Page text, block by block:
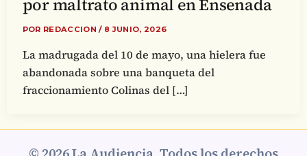
por maltrato animal en Ensenada
POR REDACCION/ 8 JUNIO, 2026
La madrugada del 10 de mayo, una hielera fue
abandonada sobre una banqueta del
fraccionamiento Colinas del […]